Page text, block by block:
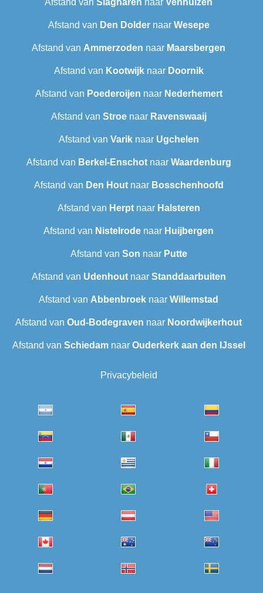
Afstand van Slagharen naar Venhuizen
Afstand van Den Doldernaar Wesepe
Afstand van Ammerzoden naar Maarsbergen
Afstand van Kootwijknaar Doornik
Afstand van Poederoijen naar Nederhemert
Afstand van Stroenaar Ravenswaaij
Afstand van Variknaar Ugchelen
Afstand van Berkel-Enschotnaar Waardenburg
Afstand van Den Houtnaar Bosschenhoofd
Afstand van Herptnaar Halsteren
Afstand van Nistelrode naar Huijbergen
Afstand van Son naar Putte
Afstand van Udenhoutnaar Standdaarbuiten
Afstand van Abbenbroek naar Willemstad
Afstand van Oud-Bodegraven‎ naar Noordwijkerhout
Afstand van Schiedamnaar Ouderkerk aan den IJssel
Privacybeleid